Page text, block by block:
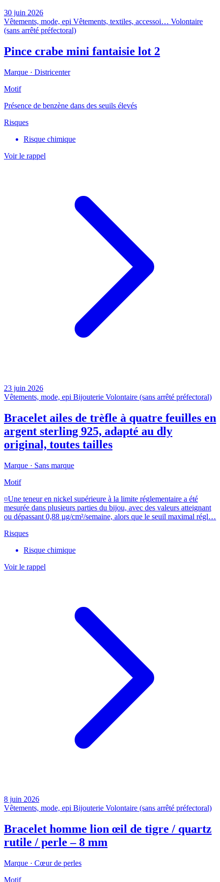
30 juin 2026
Vêtements, mode, epi Vêtements, textiles, accessoi… Volontaire
(sans arrêté préfectoral)
Pince crabe mini fantaisie lot 2
Marque · Districenter
Motif
Présence de benzène dans des seuils élevés
Risques
Risque chimique
Voir le rappel
23 juin 2026
Vêtements, mode, epi Bijouterie Volontaire (sans arrêté préfectoral)
Bracelet ailes de trèfle à quatre feuilles en
argent sterling 925, adapté au dly
original, toutes tailles
Marque · Sans marque
Motif
¤Une teneur en nickel supérieure à la limite réglementaire a été
mesurée dans plusieurs parties du bijou, avec des valeurs atteignant
ou dépassant 0,88 µg/cm²/semaine, alors que le seuil maximal régl…
Risques
Risque chimique
Voir le rappel
8 juin 2026
Vêtements, mode, epi Bijouterie Volontaire (sans arrêté préfectoral)
Bracelet homme lion œil de tigre / quartz
rutile / perle – 8 mm
Marque · Cœur de perles
Motif